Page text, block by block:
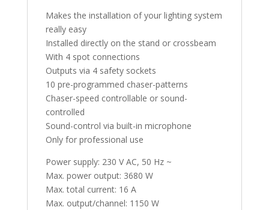
Makes the installation of your lighting system
really easy
Installed directly on the stand or crossbeam
With 4 spot connections
Outputs via 4 safety sockets
10 pre-programmed chaser-patterns
Chaser-speed controllable or sound-
controlled
Sound-control via built-in microphone
Only for professional use
Power supply: 230 V AC, 50 Hz ~
Max. power output: 3680 W
Max. total current: 16 A
Max. output/channel: 1150 W